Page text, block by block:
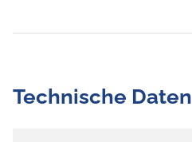
Technische Daten